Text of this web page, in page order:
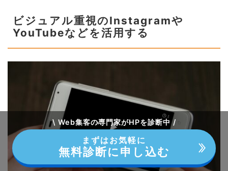
ビジュアル重視のInstagramや
YouTubeなどを活用する
\ Web集客の専門家がHPを診断中 /
まずはお気軽に
無料診断に申し込む